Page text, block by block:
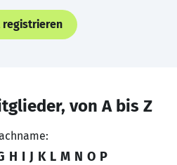
registrieren
von A bis Z
H I J K L M N O P